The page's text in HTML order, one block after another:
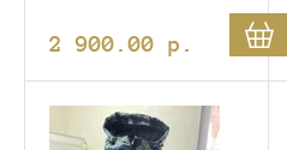
2 900.00 p.